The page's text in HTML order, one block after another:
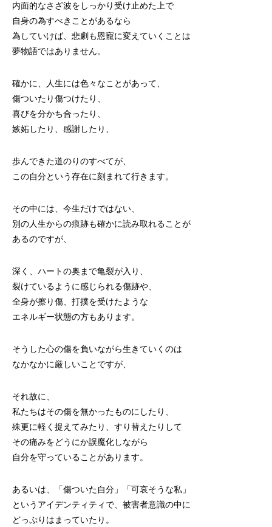
内面的なさざ波をしっかり受け止めた上で
自身の為すべきことがあるなら
為していけば、悲劇も恩寵に変えていくことは
夢物語ではありません。
確かに、人生には色々なことがあって、
傷ついたり傷つけたり、
喜びを分かち合ったり、
嫉妬したり、感謝したり、
歩んできた道のりのすべてが、
この自分という存在に刻まれて行きます。
その中には、今生だけではない、
別の人生からの痕跡も確かに読み取れることが
あるのですが、
深く、ハートの奥まで亀裂が入り、
裂けているように感じられる傷跡や、
全身が擦り傷、打撲を受けたような
エネルギー状態の方もあります。
そうした心の傷を負いながら生きていくのは
なかなかに厳しいことですが、
それ故に、
私たちはその傷を無かったものにしたり、
殊更に軽く捉えてみたり、すり替えたりして
その痛みをどうにか誤魔化しながら
自分を守っていることがあります。
あるいは、「傷ついた自分」「可哀そうな私」
というアイデンティティで、被害者意識の中に
どっぷりはまっていたり。